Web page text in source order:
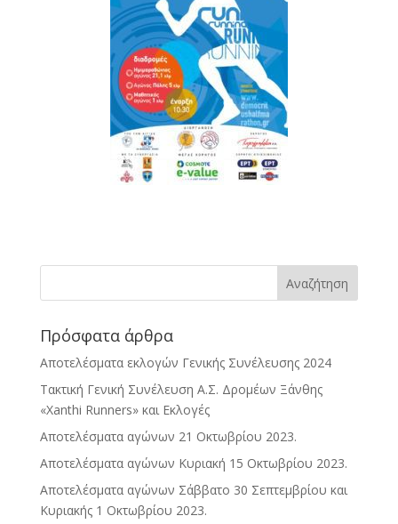
Πρόσφατα άρθρα
Αποτελέσματα εκλογών Γενικής Συνέλευσης 2024
Τακτική Γενική Συνέλευση Α.Σ. Δρομέων Ξάνθης
«Xanthi Runners» και Εκλογές
Αποτελέσματα αγώνων 21 Οκτωβρίου 2023.
Αποτελέσματα αγώνων Κυριακή 15 Οκτωβρίου 2023.
Αποτελέσματα αγώνων Σάββατο 30 Σεπτεμβρίου και
Κυριακής 1 Οκτωβρίου 2023.